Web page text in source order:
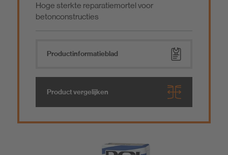
Hoge sterkte reparatiemortel voor
betonconstructies
Product­informatieblad
Product vergelijken